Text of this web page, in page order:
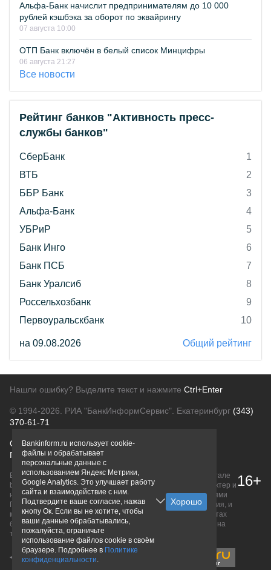
Альфа-Банк начислит предпринимателям до 10 000
рублей кэшбэка за оборот по эквайрингу
07 августа 10:00
ОТП Банк включён в белый список Минцифры
06 августа 21:27
Все новости
Рейтинг банков "Активность пресс-
службы банков"
СберБанк
1
ВТБ
2
ББР Банк
3
Альфа-Банк
4
УБРиР
5
Банк Инго
6
Банк ПСБ
7
Банк Уралсиб
8
Россельхозбанк
9
Первоуральскбанк
10
на 09.08.2026 Общий рейтинг
Нашли ошибку? Выделите текст и нажмите Ctrl+Enter
© 1994-2026. РИА "БанкИнформСервис". Екатеринбург (343)
370-61-71
О проектеПолитика конфиденциальности
Правовая информацияДля рекламодателей
Вся информация о продуктах банков, размещенная на портале
bankinform.ru, носит исключительно ознакомительный характер и
не является публичной офертой, определяемой положениями
ГК РФ. Информация не содержит точного и полного описания, и
может быть изменена. Конечные условия уточняйте на сайтах
банков или при личном обращении. Исключительное право на
товарные знаки принадлежит их правообладателям.
16+
Bankinform.ru использует cookie-
файлы и обрабатывает
персональные данные с
использованием Яндекс Метрики,
Google Analytics. Это улучшает работу
сайта и взаимодействие с ним.
Подтвердите ваше согласие, нажав
кнопу Ок. Если вы не хотите, чтобы
ваши данные обрабатывались,
пожалуйста, ограничьте
использование файлов cookie в своём
браузере. Подробнее в Политике
конфиденциальности.